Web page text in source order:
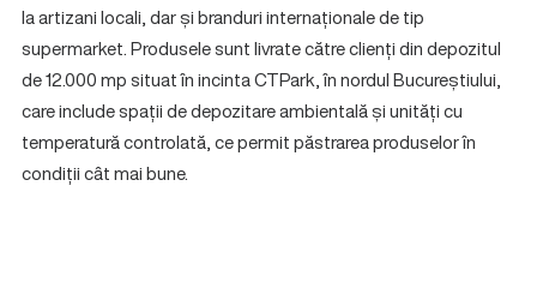
la artizani locali, dar și branduri internaționale de tip
supermarket. Produsele sunt livrate către clienți din depozitul
de 12.000 mp situat în incinta CTPark, în nordul Bucureștiului,
care include spații de depozitare ambientală și unități cu
temperatură controlată, ce permit păstrarea produselor în
condiții cât mai bune.